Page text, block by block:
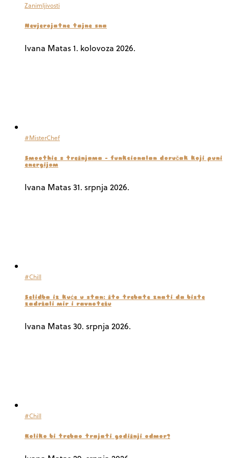
Zanimljivosti
Nevjerojatne tajne sna
Ivana Matas1. kolovoza 2026.
#MisterChef
Smoothie s trešnjama – funkcionalan doručak koji puni
energijom
Ivana Matas31. srpnja 2026.
#Chill
Selidba iz kuće u stan: što trebate znati da biste
zadržali mir i ravnotežu
Ivana Matas30. srpnja 2026.
#Chill
Koliko bi trebao trajati godišnji odmor?